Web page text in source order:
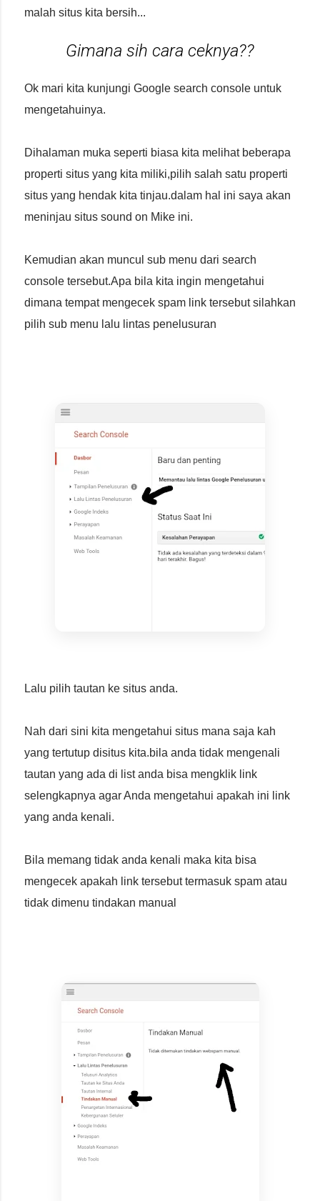
malah situs kita bersih...
Gimana sih cara ceknya??
Ok mari kita kunjungi Google search console untuk
mengetahuinya.
Dihalaman muka seperti biasa kita melihat beberapa
properti situs yang kita miliki,pilih salah satu properti
situs yang hendak kita tinjau.dalam hal ini saya akan
meninjau situs sound on Mike ini.
Kemudian akan muncul sub menu dari search
console tersebut.Apa bila kita ingin mengetahui
dimana tempat mengecek spam link tersebut silahkan
pilih sub menu lalu lintas penelusuran
Lalu pilih tautan ke situs anda.
Nah dari sini kita mengetahui situs mana saja kah
yang tertutup disitus kita.bila anda tidak mengenali
tautan yang ada di list anda bisa mengklik link
selengkapnya agar Anda mengetahui apakah ini link
yang anda kenali.
Bila memang tidak anda kenali maka kita bisa
mengecek apakah link tersebut termasuk spam atau
tidak dimenu tindakan manual